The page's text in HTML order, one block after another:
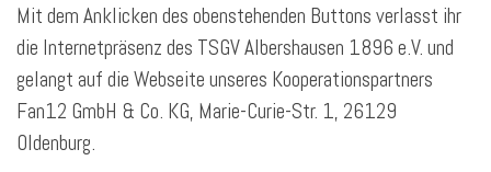
Mit dem Anklicken des obenstehenden Buttons verlasst ihr
die Internetpräsenz des TSGV Albershausen 1896 e.V. und
gelangt auf die Webseite unseres Kooperationspartners
Fan12 GmbH & Co. KG, Marie-Curie-Str. 1, 26129
Oldenburg.